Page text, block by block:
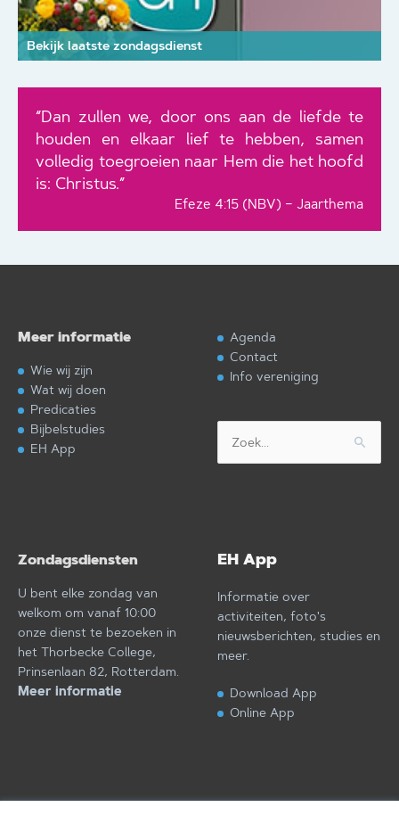
Bekijk laatste zondagsdienst
“Dan zullen we, door ons aan de liefde te
houden en elkaar lief te hebben, samen
volledig toegroeien naar Hem die het hoofd
is: Christus.”
Efeze 4:15 (NBV) – Jaarthema
Meer informatie
Wie wij zijn
Wat wij doen
Predicaties
Bijbelstudies
EH App
Agenda
Contact
Info vereniging
naar:
Zondagsdiensten
U bent elke zondag van
welkom om vanaf 10:00
onze dienst te bezoeken in
het Thorbecke College,
Prinsenlaan 82, Rotterdam.
Meer informatie
EH App
Informatie over
activiteiten, foto's
nieuwsberichten, studies en
meer.
Download App
Online App